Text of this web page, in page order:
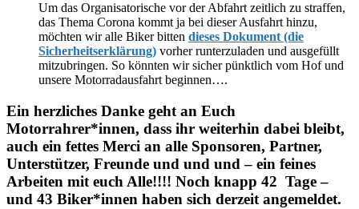
Um das Organisatorische vor der Abfahrt zeitlich zu straffen,
das Thema Corona kommt ja bei dieser Ausfahrt hinzu,
möchten wir alle Biker bitten dieses Dokument (die
Sicherheitserklärung) vorher runterzuladen und ausgefüllt
mitzubringen. So könnten wir sicher pünktlich vom Hof und
unsere Motorradausfahrt beginnen….
Ein herzliches Danke geht an Euch
Motorrahrer*innen, dass ihr weiterhin dabei bleibt,
auch ein fettes Merci an alle Sponsoren, Partner,
Unterstützer, Freunde und und und – ein feines
Arbeiten mit euch Alle!!!! Noch knapp 42 Tage –
und 43 Biker*innen haben sich derzeit angemeldet.